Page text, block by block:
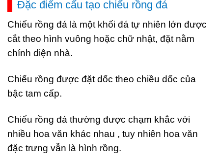
Đặc điểm cấu tạo chiếu rồng đá
Chiếu rồng đá là một khối đá tự nhiên lớn được
cắt theo hình vuông hoặc chữ nhật, đặt nằm
chính diện nhà.
Chiếu rồng được đặt dốc theo chiều dốc của
bậc tam cấp.
Chiếu rồng đá thường được chạm khắc với
nhiều hoa văn khác nhau , tuy nhiên hoa văn
đặc trưng vẫn là hình rồng.